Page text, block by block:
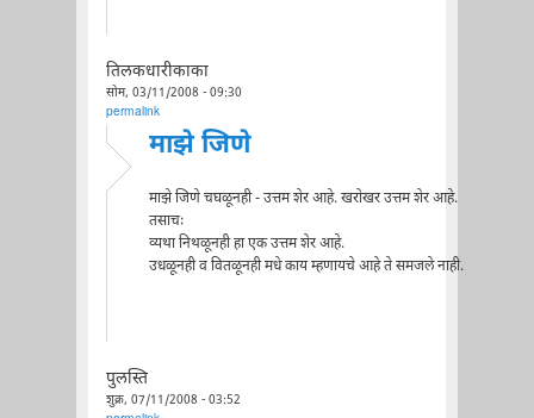
तिलकधारीकाका
सोम, 03/11/2008 - 09:30
permalink
माझे जिणे
माझे जिणे चघळूनही - उत्तम शेर आहे. खरोखर उत्तम शेर आहे.
तसाचः
व्यथा निथळूनही हा एक उत्तम शेर आहे.
उधळूनही व वितळूनही मधे काय म्हणायचे आहे ते समजले नाही.
पुलस्ति
शुक्र, 07/11/2008 - 03:52